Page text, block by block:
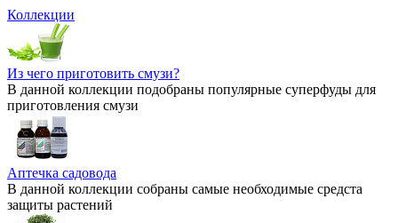
Коллекции
Из чего приготовить смузи?
В данной коллекции подобраны популярные суперфуды для
приготовления смузи
Аптечка садовода
В данной коллекции собраны самые необходимые средста
защиты растений